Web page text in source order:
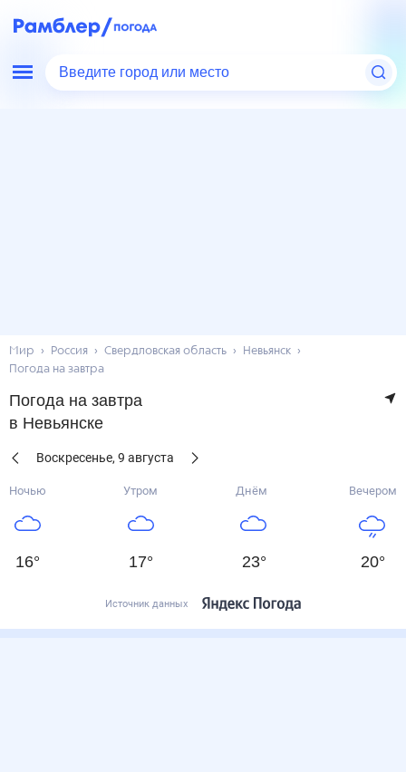
Введите город или место
Мир Россия Свердловская область
Невьянск
Погода на завтра
Погода на завтра
в Невьянске
Воскресенье, 9 августа
Ночью
16°
Утром
17°
Днём
23°
Вечером
20°
Источник данных